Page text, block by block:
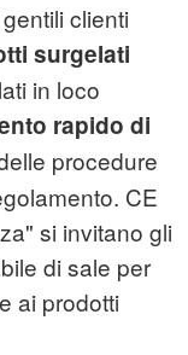
clienti
surgelati
in loco
rapido di
procedure
CE
si invitano gli
di sale per
ai prodotti